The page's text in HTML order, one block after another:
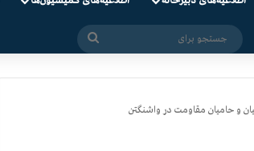
و حامیان مقاومت در واشنگتن